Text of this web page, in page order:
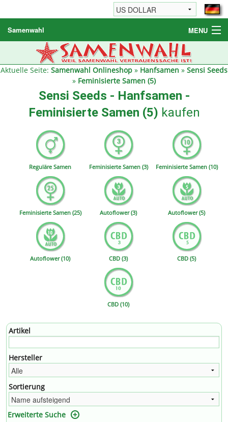
Samenwahl MENU
Hanfsamen
Weitere Produkte
Reseller
Aktuelle Seite: Samenwahl Onlineshop » Hanfsamen » Sensi Seeds
» Feminisierte Samen (5)
Sensi Seeds - Hanfsamen -
Feminisierte Samen (5) kaufen
Reguläre Samen Feminisierte Samen (3) Feminisierte Samen (10)
Feminisierte Samen (25) Autoflower (3) Autoflower (5)
Autoflower (10) CBD (3) CBD (5)
CBD (10)
Artikel
Hersteller
Sortierung
Erweiterte Suche